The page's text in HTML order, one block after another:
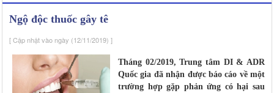
Ngộ độc thuốc gây tê
[ Cập nhật vào ngày (12/11/2019) ]
Tháng 02/2019, Trung tâm DI & ADR
Quốc gia đã nhận được báo cáo về một
trường hợp gặp phản ứng có hại sau